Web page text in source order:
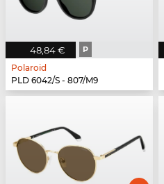
48,84 € P
Polaroid
PLD 6042/S - 807/M9